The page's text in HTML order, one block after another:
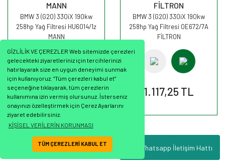
GİZLİLİK VE ÇEREZLER Web sitemizde çerezleri
gelecekteki ziyaretleriniz için tercihlerinizi
hatırlayarak size en uygun deneyimi sunmak
için kullanıyoruz. “Tüm çerezleri kabul et”
seçeneğine tıklayarak, tüm çerezlerin
kullanımına izin vermiş olursunuz. İsterseniz
onayınızı özelleştirmek için Çerez Ayarlarını
ziyaret edebilirsiniz.
KİŞİSEL VERİLERİN KORUNMASI
TÜM ÇEREZLERİ KABUL ET Whatsapp İletişim Hattı
MANN
BMW 3 (G20) 330iX 190kw
258hp Yağ Filtresi HU6014/1z
MANN
886,87 TL
FİLTRON
BMW 3 (G20) 330iX 190kw
258hp Yağ Filtresi OE672/7A
FİLTRON
1.117,25 TL
ideasoft
ile